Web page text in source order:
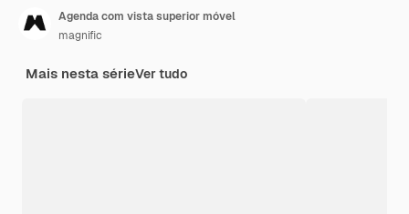
Agenda com vista superior móvel
magnific
Mais nesta sérieVer tudo